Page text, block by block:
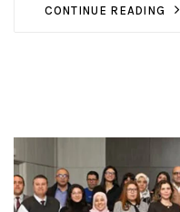
CONTINUE READING